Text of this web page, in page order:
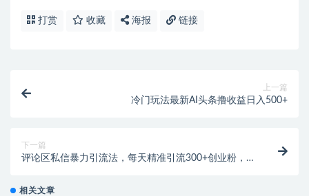
打赏 收藏 海报 链接
上一篇
冷门玩法最新AI头条撸收益日入500+
下一篇
评论区私信暴力引流法，每天精准引流300+创业粉，全
相关文章